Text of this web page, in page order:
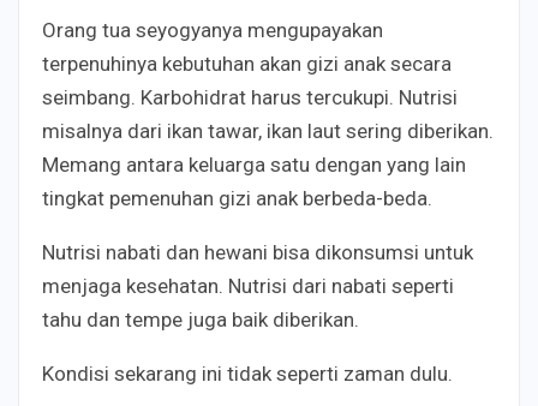
Orang tua seyogyanya mengupayakan
terpenuhinya kebutuhan akan gizi anak secara
seimbang. Karbohidrat harus tercukupi. Nutrisi
misalnya dari ikan tawar, ikan laut sering diberikan.
Memang antara keluarga satu dengan yang lain
tingkat pemenuhan gizi anak berbeda-beda.
Nutrisi nabati dan hewani bisa dikonsumsi untuk
menjaga kesehatan. Nutrisi dari nabati seperti
tahu dan tempe juga baik diberikan.
Kondisi sekarang ini tidak seperti zaman dulu.